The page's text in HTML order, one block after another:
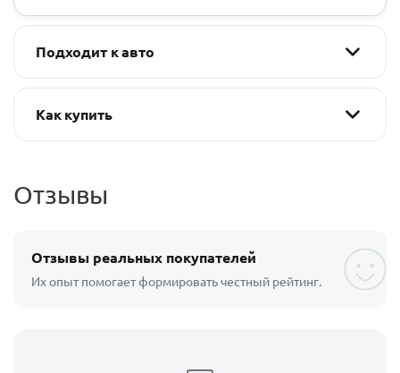
Подходит к авто
Как купить
Отзывы
Отзывы реальных покупателей
Их опыт помогает формировать честный рейтинг.